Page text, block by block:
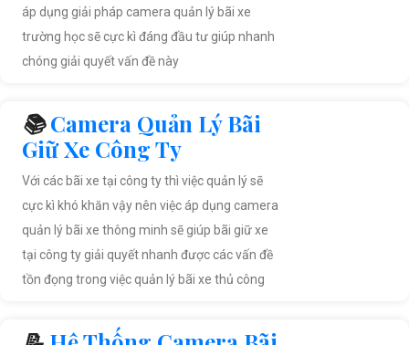
áp dụng giải pháp camera quản lý bãi xe
trường học sẽ cực kì đáng đầu tư giúp nhanh
chóng giải quyết vấn đề này
📚Camera Quản Lý Bãi
Giữ Xe Công Ty
Với các bãi xe tại công ty thì việc quản lý sẽ
cực kì khó khăn vậy nên việc áp dụng camera
quản lý bãi xe thông minh sẽ giúp bãi giữ xe
tại công ty giải quyết nhanh được các vấn đề
tồn đọng trong việc quản lý bãi xe thủ công